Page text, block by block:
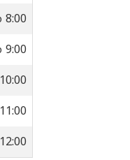
8:00 مساءً
9:00 مساءً
10:00 مساءً
11:00 مساءً
12:00 مساءً